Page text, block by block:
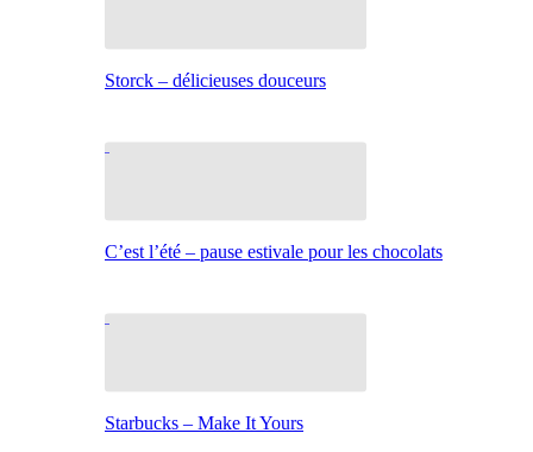
Storck – délicieuses douceurs
C’est l’été – pause estivale pour les chocolats
Starbucks – Make It Yours